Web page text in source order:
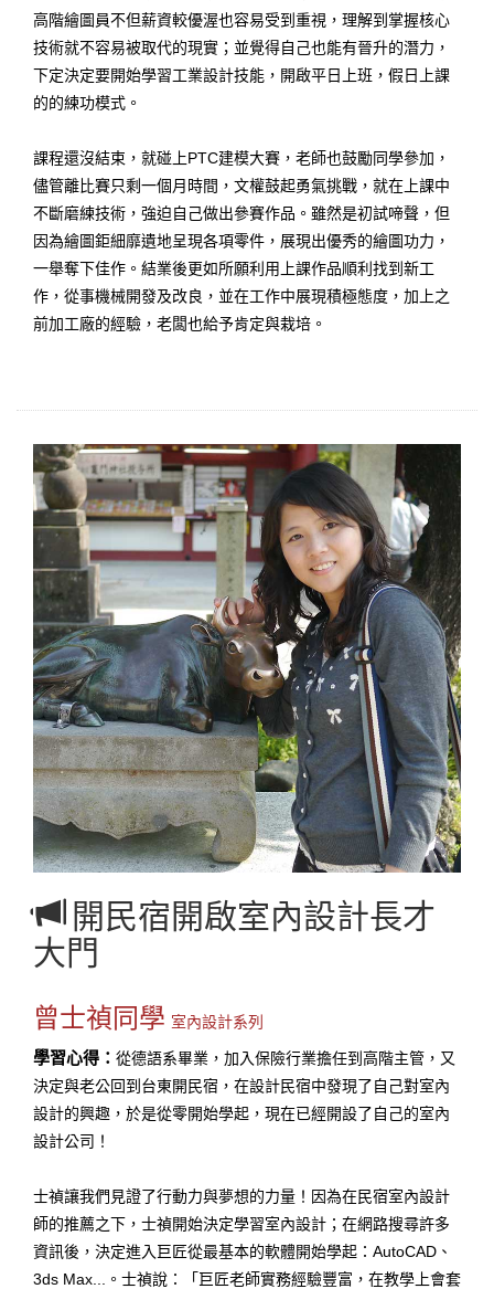
高階繪圖員不但薪資較優渥也容易受到重視，理解到掌握核心
技術就不容易被取代的現實；並覺得自己也能有晉升的潛力，
下定決定要開始學習工業設計技能，開啟平日上班，假日上課
的的練功模式。
課程還沒結束，就碰上PTC建模大賽，老師也鼓勵同學參加，
儘管離比賽只剩一個月時間，文權鼓起勇氣挑戰，就在上課中
不斷磨練技術，強迫自己做出參賽作品。雖然是初試啼聲，但
因為繪圖鉅細靡遺地呈現各項零件，展現出優秀的繪圖功力，
一舉奪下佳作。結業後更如所願利用上課作品順利找到新工
作，從事機械開發及改良，並在工作中展現積極態度，加上之
前加工廠的經驗，老闆也給予肯定與栽培。
開民宿開啟室內設計長才
大門
曾士禎同學 室內設計系列
學習心得： 從德語系畢業，加入保險行業擔任到高階主管，又
決定與老公回到台東開民宿，在設計民宿中發現了自己對室內
設計的興趣，於是從零開始學起，現在已經開設了自己的室內
設計公司！
士禎讓我們見證了行動力與夢想的力量！因為在民宿室內設計
師的推薦之下，士禎開始決定學習室內設計；在網路搜尋許多
資訊後，決定進入巨匠從最基本的軟體開始學起：AutoCAD、
3ds Max...。士禎說：「巨匠老師實務經驗豐富，在教學上會套